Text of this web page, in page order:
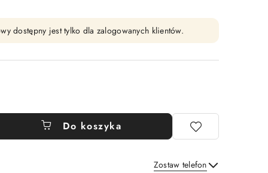
dostępny jest tylko dla zalogowanych klientów.
Do koszyka
Zostaw telefon